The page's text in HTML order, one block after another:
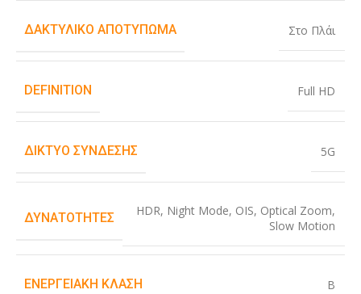
ΔΑΚΤΥΛΙΚΌ ΑΠΟΤΎΠΩΜΑ Στο Πλάι
DEFINITION Full HD
ΔΊΚΤΥΟ ΣΎΝΔΕΣΗΣ 5G
ΔΥΝΑΤΌΤΗΤΕΣ HDR, Night Mode, OIS, Optical Zoom,
Slow Motion
ΕΝΕΡΓΕΙΑΚΉ ΚΛΆΣΗ B